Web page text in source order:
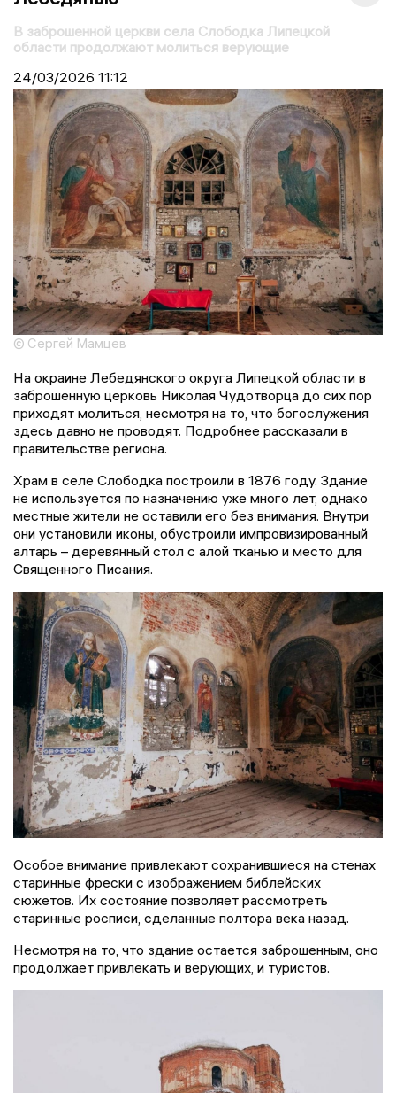
В заброшенной церкви села Слободка Липецкой
области продолжают молиться верующие
24/03/2026 11:12
© Сергей Мамцев
На окраине Лебедянского округа Липецкой области в
заброшенную церковь Николая Чудотворца до сих пор
приходят молиться, несмотря на то, что богослужения
здесь давно не проводят. Подробнее рассказали в
правительстве региона.
Храм в селе Слободка построили в 1876 году. Здание
не используется по назначению уже много лет, однако
местные жители не оставили его без внимания. Внутри
они установили иконы, обустроили импровизированный
алтарь – деревянный стол с алой тканью и место для
Священного Писания.
Особое внимание привлекают сохранившиеся на стенах
старинные фрески с изображением библейских
сюжетов. Их состояние позволяет рассмотреть
старинные росписи, сделанные полтора века назад.
Несмотря на то, что здание остается заброшенным, оно
продолжает привлекать и верующих, и туристов.